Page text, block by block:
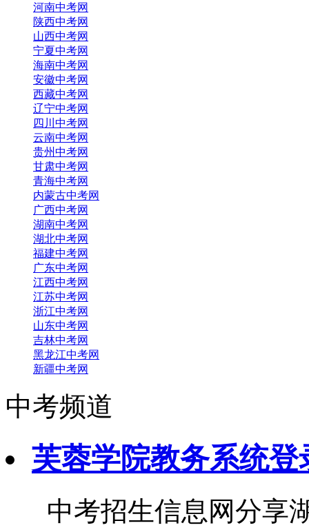
河南中考网
陕西中考网
山西中考网
宁夏中考网
海南中考网
安徽中考网
西藏中考网
辽宁中考网
四川中考网
云南中考网
贵州中考网
甘肃中考网
青海中考网
内蒙古中考网
广西中考网
湖南中考网
湖北中考网
福建中考网
广东中考网
江西中考网
江苏中考网
浙江中考网
山东中考网
吉林中考网
黑龙江中考网
新疆中考网
中考频道
芙蓉学院教务系统
中考招生信息网分享